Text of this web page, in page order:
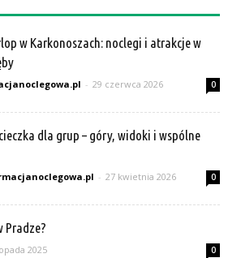
w Karkonoszach: noclegi i atrakcje w
- 29 czerwca 2026 0
dla grup – góry, widoki i wspólne
- 27 kwietnia 2026 0
Pradze?
2025 0